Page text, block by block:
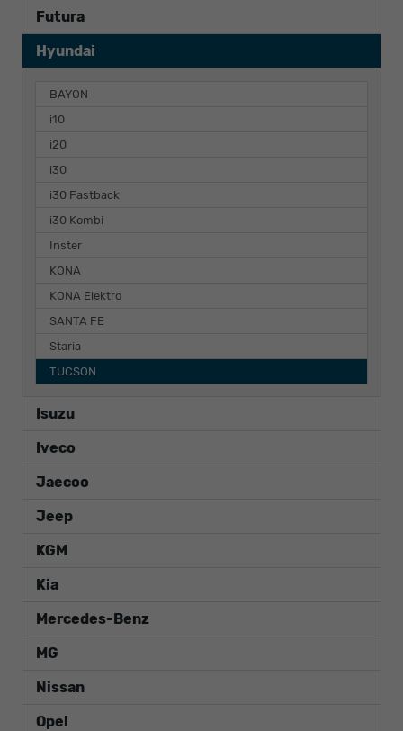
Futura
Hyundai
BAYON
i10
i20
i30
i30 Fastback
i30 Kombi
Inster
KONA
KONA Elektro
SANTA FE
Staria
TUCSON
Isuzu
Iveco
Jaecoo
Jeep
KGM
Kia
Mercedes-Benz
MG
Nissan
Opel